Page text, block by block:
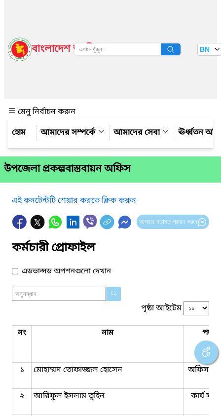
বাংলাদেশ জাতীয় তথ্য বাতায়ন BN
মেনু নির্বাচন করুন
আমাদের সম্পর্কে
আমাদের সেবা ঊর্ধ্বতন
উপজেলা প্রকল্পবাস্তবায়ন অফিস
এই কনটেন্টটি শেয়ার করতে ক্লিক করুন
আপনার মতামত প্রদান করুন
কর্মচারী প্রোফাইল
এডভান্সড অপশনগুলো দেখান
পৃষ্ঠা আইটেম
নং নাম পদবি
১ মোহাম্মদ তোফাজ্জল হোসেন অফিস
২ আরিফুল ইসলাম তুহিন কার্য